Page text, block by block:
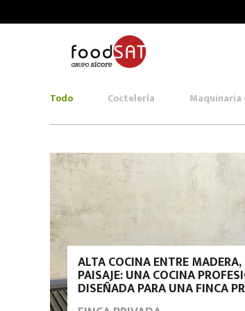
Todo Coctelería Maquinaria
ALTA COCINA ENTRE
PAISAJE: UNA COCINA
DISEÑADA PARA UNA FINCA